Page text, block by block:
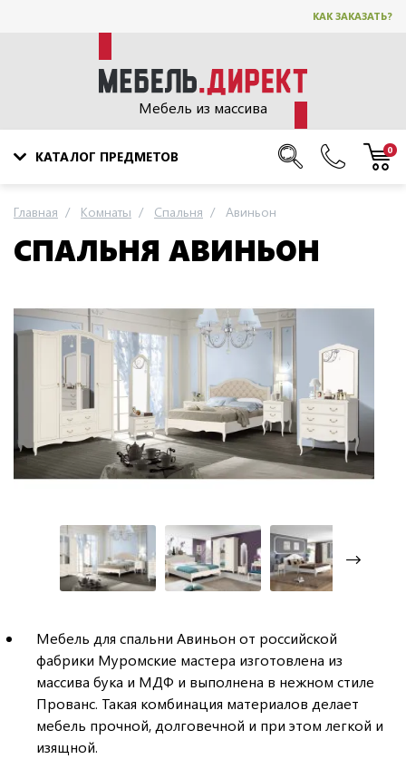
КАК ЗАКАЗАТЬ?
Мебель из массива
КАТАЛОГ ПРЕДМЕТОВ 0
Главная Комнаты Спальня Авиньон
СПАЛЬНЯ АВИНЬОН
Мебель для спальни Авиньон от российской
фабрики Муромские мастера изготовлена из
массива бука и МДФ и выполнена в нежном стиле
Прованс. Такая комбинация материалов делает
мебель прочной, долговечной и при этом легкой и
изящной.